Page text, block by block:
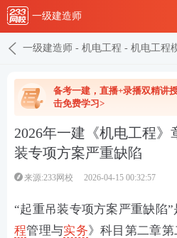
一级建造师
一级建造师 - 机电工程 - 机电工程
备考一建，直播+录播双精讲
击免费学习>
2026年一建《机电工程》
装专项方案严重缺陷
来源:233网校 2026-04-15 00:32:57
“起重吊装专项方案严重缺陷
程管理与实务》科目第二章